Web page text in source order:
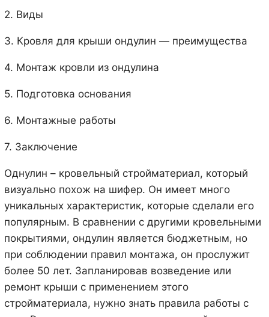
2. Виды
3. Кровля для крыши ондулин — преимущества
4. Монтаж кровли из ондулина
5. Подготовка основания
6. Монтажные работы
7. Заключение
Однулин – кровельный стройматериал, который
визуально похож на шифер. Он имеет много
уникальных характеристик, которые сделали его
популярным. В сравнении с другими кровельными
покрытиями, ондулин является бюджетным, но
при соблюдении правил монтажа, он прослужит
более 50 лет. Запланировав возведение или
ремонт крыши с применением этого
стройматериала, нужно знать правила работы с